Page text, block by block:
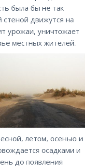
была бы не так
движутся на
урожаи, уничтожает
местных жителей.
летом, осенью и
осадками и
до появления